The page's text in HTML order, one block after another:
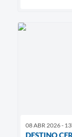
08 ABR 2026 -
DESTINO